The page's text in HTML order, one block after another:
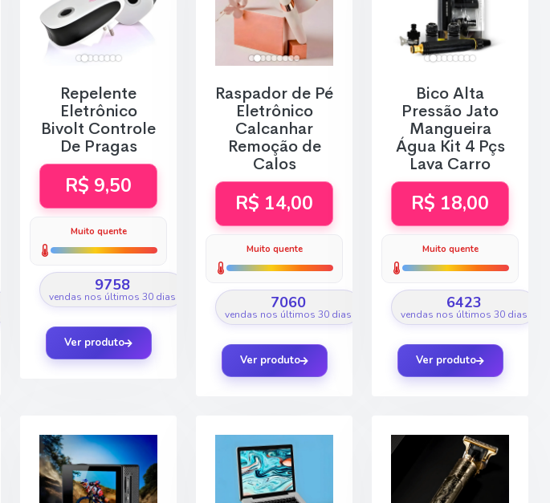
Repelente
Eletrônico
Bivolt Controle
De Pragas
R$ 9,50
Muito quente
9758
vendas nos últimos 30 dias
Ver produto
Raspador de Pé
Eletrônico
Calcanhar
Remoção de
Calos
R$ 14,00
Muito quente
7060
vendas nos últimos 30 dias
Ver produto
Bico Alta
Pressão Jato
Mangueira
Água Kit 4 Pçs
Lava Carro
R$ 18,00
Muito quente
6423
vendas nos últimos 30 dias
Ver produto